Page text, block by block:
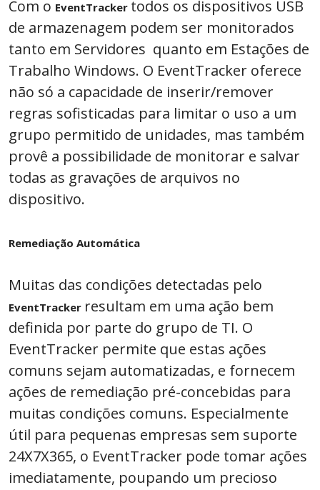
Com o EventTracker todos os dispositivos USB
de armazenagem podem ser monitorados
tanto em Servidores quanto em Estações de
Trabalho Windows. O EventTracker oferece
não só a capacidade de inserir/remover
regras sofisticadas para limitar o uso a um
grupo permitido de unidades, mas também
provê a possibilidade de monitorar e salvar
todas as gravações de arquivos no
dispositivo.
Remediação Automática
Muitas das condições detectadas pelo
EventTracker resultam em uma ação bem
definida por parte do grupo de TI. O
EventTracker permite que estas ações
comuns sejam automatizadas, e fornecem
ações de remediação pré-concebidas para
muitas condições comuns. Especialmente
útil para pequenas empresas sem suporte
24X7X365, o EventTracker pode tomar ações
imediatamente, poupando um precioso